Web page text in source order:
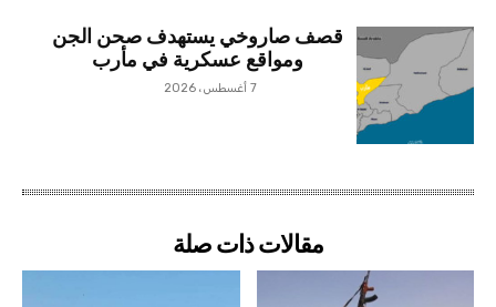
قصف صاروخي يستهدف صحن الجن
ومواقع عسكرية في مأرب
7 أغسطس، 2026
مقالات ذات صلة